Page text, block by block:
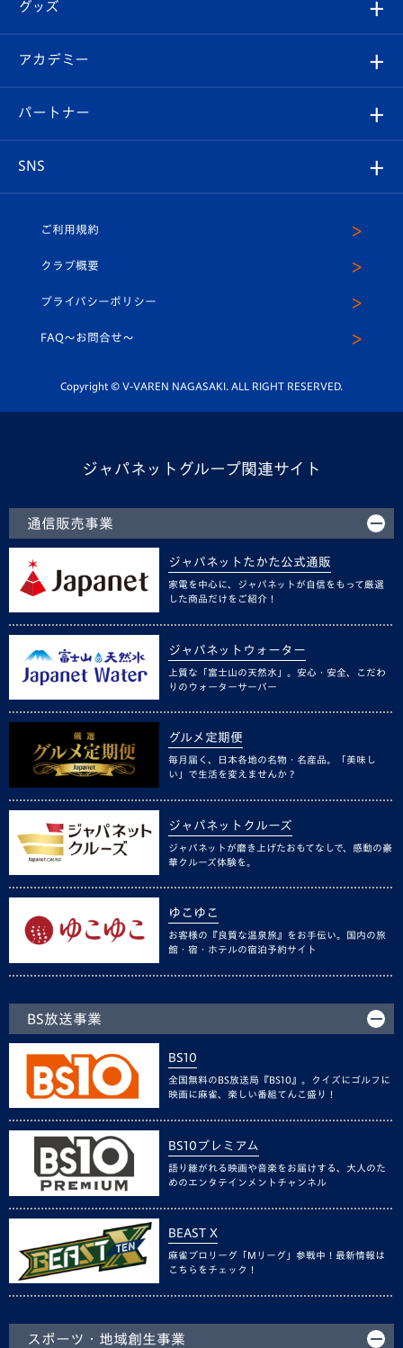
チケット
イベント
メディア
ホームタウン
スタッフプロフィール
マスコット紹介
平和祈念活動
ホームタウン活動
Revive Team
ヴィヴィくんの長崎おもてなしガイド
フォトギャラリー
スタジアムグルメ
V-LOVERS（ファンクラブ）
プレイヤーズスイート
グッズ
オンラインショップ
店舗情報
アカデミー
育成からのお知らせ
U-18
スクール
パートナー
SNS
ヴィヴィくんインスタグラム
公式LINE＠
ご利用規約
クラブ概要
プライバシーポリシー
FAQ〜お問合せ〜
Copyright © V-VAREN NAGASAKI. ALL RIGHT RESERVED.
ジャパネットグループ関連サイト
通信販売事業
ジャパネットたかた公式通販
家電を中心に、ジャパネットが自信をもって厳選
した商品だけをご紹介！
ジャパネットウォーター
上質な「富士山の天然水」。安心・安全、こだわ
りのウォーターサーバー
グルメ定期便
毎月届く、日本各地の名物・名産品。「美味し
い」で生活を変えませんか？
ジャパネットクルーズ
ジャパネットが磨き上げたおもてなしで、感動の豪
華クルーズ体験を。
ゆこゆこ
お客様の『良質な温泉旅』をお手伝い。国内の旅
館・宿・ホテルの宿泊予約サイト
BS放送事業
BS10
全国無料のBS放送局『BS10』。クイズにゴルフに
映画に麻雀、楽しい番組てんこ盛り！
BS10プレミアム
語り継がれる映画や音楽をお届けする、大人のた
めのエンタテインメントチャンネル
BEAST X
麻雀プロリーグ「Mリーグ」参戦中！最新情報は
こちらをチェック！
スポーツ・地域創生事業